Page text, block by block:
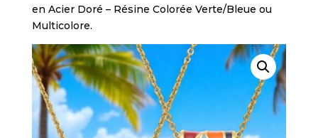
en Acier Doré – Résine Colorée Verte/Bleue ou
Multicolore.